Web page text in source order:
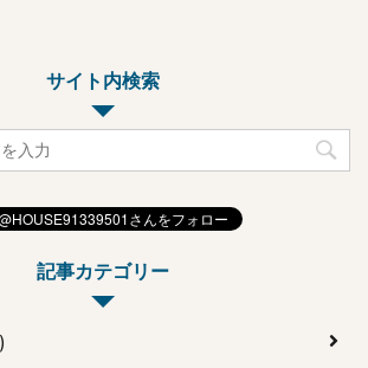
しては
行うの
に営業
ーカー
。 特に
ーの場
ていま
方はご
アに対
べくご自宅の近くに営業
所があるハウスメーカー
をおすすめします。 特に
大手ハウスメーカーの場
デルハウスを構えていま
めて訪れる予定の方はご
う。 希望施工エリアに対
サイト内検索
記事カテゴリー